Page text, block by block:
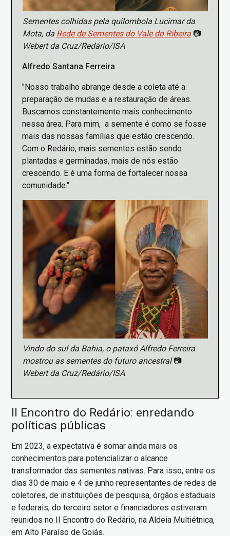
Sementes colhidas pela quilombola Lucimar da
Mota, da Rede de Sementes do Vale do Ribeira📷
Webert da Cruz/Redário/ISA
Alfredo Santana Ferreira
"Nosso trabalho abrange desde a coleta até a
preparação de mudas e a restauração de áreas.
Buscamos constantemente mais conhecimento
nessa área. Para mim, a semente é como se fosse
mais das nossas famílias que estão crescendo.
Com o Redário, mais sementes estão sendo
plantadas e germinadas, mais de nós estão
crescendo. E é uma forma de fortalecer nossa
comunidade."
Imagem
Vindo do sul da Bahia, o pataxó Alfredo Ferreira
mostrou as sementes do futuro ancestral📷
Webert da Cruz/Redário/ISA
II Encontro do Redário: enredando
políticas públicas
Em 2023, a expectativa é somar ainda mais os
conhecimentos para potencializar o alcance
transformador das sementes nativas. Para isso, entre os
dias 30 de maio e 4 de junho representantes de redes de
coletores, de instituições de pesquisa, órgãos estaduais
e federais, do terceiro setor e financiadores estiveram
reunidos no II Encontro do Redário, na Aldeia Multiétnica,
em Alto Paraíso de Goiás.